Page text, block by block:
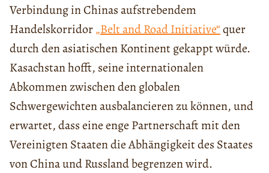
Verbindung in Chinas aufstrebendem
Handelskorridor„Belt and Road Initiative“quer
durch den asiatischen Kontinent gekappt würde.
Kasachstan hofft, seine internationalen
Abkommen zwischen den globalen
Schwergewichten ausbalancieren zu können, und
erwartet, dass eine enge Partnerschaft mit den
Vereinigten Staaten die Abhängigkeit des Staates
von China und Russland begrenzen wird.